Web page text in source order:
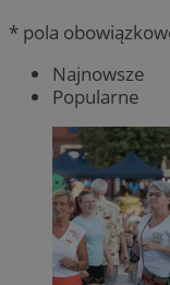
* pola
Najnowsze
Popularne